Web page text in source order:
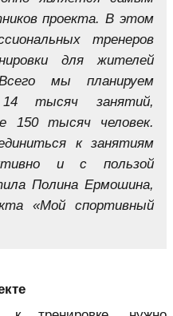
проекта. В этом
тренеров
для жителей
мы планируем
тысяч занятий,
150 тысяч человек.
к занятиям
и с пользой
Полина Ермошина,
«Мой спортивный